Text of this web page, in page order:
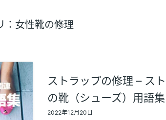
：女性靴の修理
ストラップの修理 – ス
の靴（シューズ）用語集
2022年12月20日